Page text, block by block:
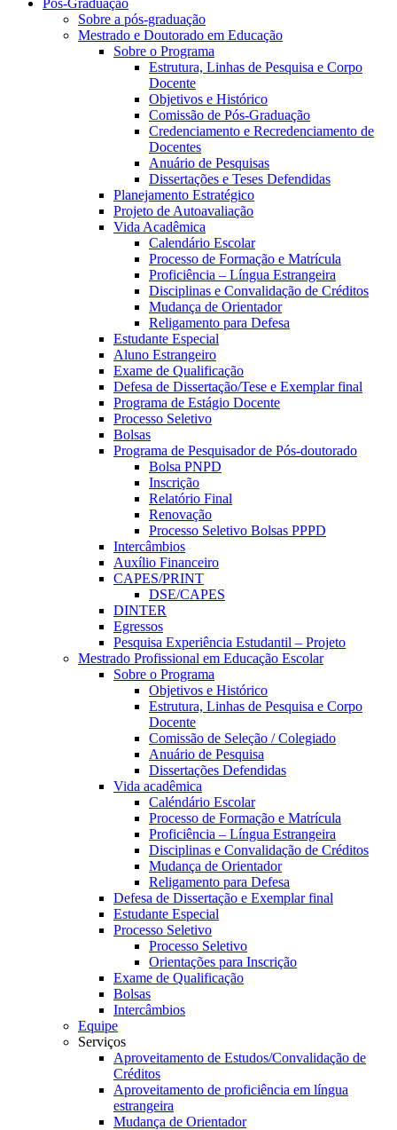
Pós-Graduação
Sobre a pós-graduação
Mestrado e Doutorado em Educação
Sobre o Programa
Estrutura, Linhas de Pesquisa e Corpo
Docente
Objetivos e Histórico
Comissão de Pós-Graduação
Credenciamento e Recredenciamento de
Docentes
Anuário de Pesquisas
Dissertações e Teses Defendidas
Planejamento Estratégico
Projeto de Autoavaliação
Vida Acadêmica
Calendário Escolar
Processo de Formação e Matrícula
Proficiência – Língua Estrangeira
Disciplinas e Convalidação de Créditos
Mudança de Orientador
Religamento para Defesa
Estudante Especial
Aluno Estrangeiro
Exame de Qualificação
Defesa de Dissertação/Tese e Exemplar final
Programa de Estágio Docente
Processo Seletivo
Bolsas
Programa de Pesquisador de Pós-doutorado
Bolsa PNPD
Inscrição
Relatório Final
Renovação
Processo Seletivo Bolsas PPPD
Intercâmbios
Auxílio Financeiro
CAPES/PRINT
DSE/CAPES
DINTER
Egressos
Pesquisa Experiência Estudantil – Projeto
Mestrado Profissional em Educação Escolar
Sobre o Programa
Objetivos e Histórico
Estrutura, Linhas de Pesquisa e Corpo
Docente
Comissão de Seleção / Colegiado
Anuário de Pesquisa
Dissertações Defendidas
Vida acadêmica
Caléndário Escolar
Processo de Formação e Matrícula
Proficiência – Língua Estrangeira
Disciplinas e Convalidação de Créditos
Mudança de Orientador
Religamento para Defesa
Defesa de Dissertação e Exemplar final
Estudante Especial
Processo Seletivo
Processo Seletivo
Orientações para Inscrição
Exame de Qualificação
Bolsas
Intercâmbios
Equipe
Serviços
Aproveitamento de Estudos/Convalidação de
Créditos
Aproveitamento de proficiência em língua
estrangeira
Mudança de Orientador